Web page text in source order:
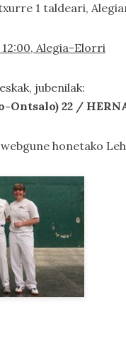
1 taldeari,
Alegia-Elorri
jubenilak:
Ontsalo) 22 /
honetako